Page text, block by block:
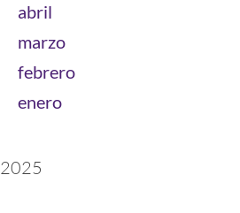
abril
marzo
febrero
enero
2025